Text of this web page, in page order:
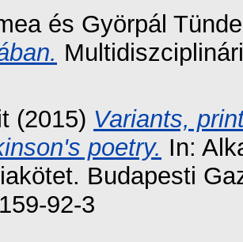
és Györpál Tünde
(2015) Variants,
poetry. In:
Budapesti
92-3